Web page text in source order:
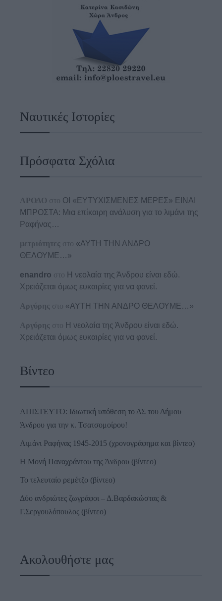
Ναυτικές Ιστορίες
Πρόσφατα Σχόλια
ΑΡΟΔΟ στο ΟΙ «ΕΥΤΥΧΙΣΜΕΝΕΣ ΜΕΡΕΣ» ΕΙΝΑΙ
ΜΠΡΟΣΤΑ: Μια επίκαιρη ανάλυση για το λιμάνι της
Ραφήνας…
μετριότητες στο «ΑΥΤΗ ΤΗΝ ΑΝΔΡΟ
ΘΕΛΟΥΜΕ…»
enandro στο Η νεολαία της Άνδρου είναι εδώ.
Χρειάζεται όμως ευκαιρίες για να φανεί.
Αργύρης στο «ΑΥΤΗ ΤΗΝ ΑΝΔΡΟ ΘΕΛΟΥΜΕ…»
Αργύρης στο Η νεολαία της Άνδρου είναι εδώ.
Χρειάζεται όμως ευκαιρίες για να φανεί.
Βίντεο
ΑΠΙΣΤΕΥΤΟ: Ιδιωτική υπόθεση το ΔΣ του Δήμου
Άνδρου για την κ. Τσατσομοίρου!
Λιμάνι Ραφήνας 1945-2015 (χρονογράφημα και βίντεο)
Η Μονή Παναχράντου της Άνδρου (βίντεο)
Το τελευταίο ρεμέτζο (βίντεο)
Δύο ανδριώτες ζωγράφοι – Δ.Βαρδακώστας &
Γ.Σεργουλόπουλος (βίντεο)
Ακολουθήστε μας